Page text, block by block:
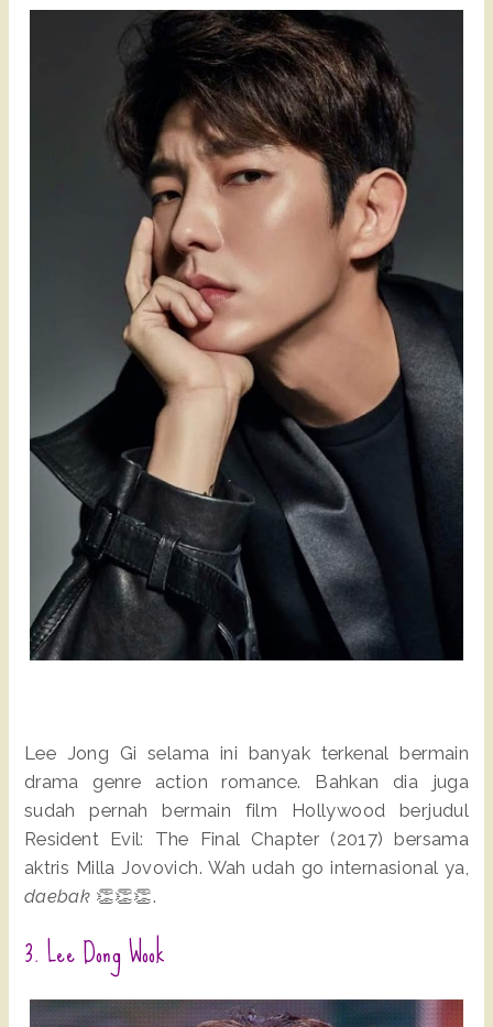
Lee Jong Gi selama ini banyak terkenal bermain
drama genre action romance. Bahkan dia juga
sudah pernah bermain film Hollywood berjudul
Resident Evil: The Final Chapter (2017) bersama
aktris Milla Jovovich. Wah udah go internasional ya,
daebak 👏👏👏.
3. Lee Dong Wook